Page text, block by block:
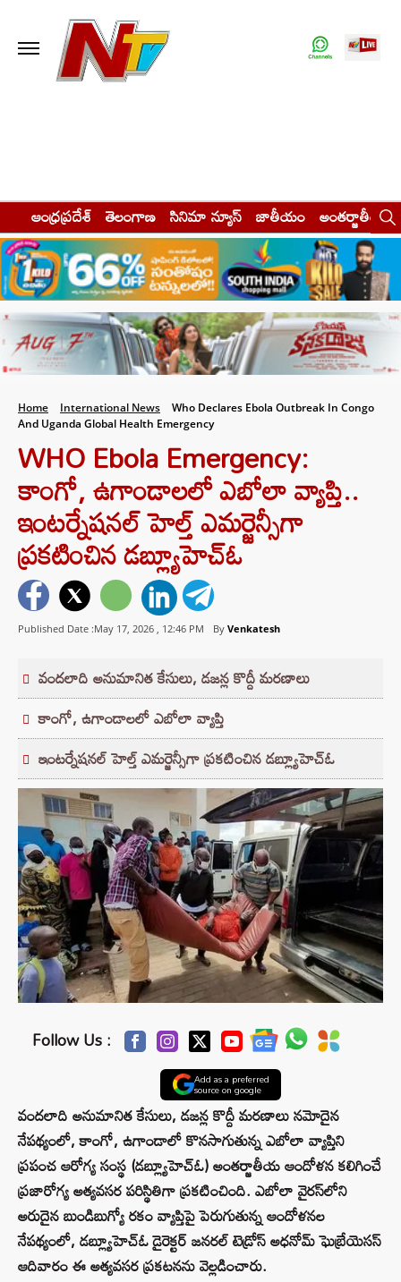
ఆంధ్రప్రదేశ్ తెలంగాణ సినిమా న్యూస్ జాతీయం అంతర్జాతీయం
Home International News
Who Declares Ebola Outbreak In Congo
And Uganda Global Health Emergency
WHO Ebola Emergency:
కాంగో, ఉగాండాలలో ఎబోలా వ్యాప్తి..
ఇంటర్నేషనల్ హెల్త్ ఎమర్జెన్సీగా
ప్రకటించిన డబ్ల్యూహెచ్‌ఓ
Published Date :May 17, 2026 , 12:46 PM By Venkatesh
వందలాది అనుమానిత కేసులు, డజన్ల కొద్దీ మరణాలు
కాంగో, ఉగాండాలలో ఎబోలా వ్యాప్తి
ఇంటర్నేషనల్ హెల్త్ ఎమర్జెన్సీగా ప్రకటించిన డబ్ల్యూహెచ్‌ఓ
Follow Us :
Add as a preferred
source on google
వందలాది అనుమానిత కేసులు, డజన్ల కొద్దీ మరణాలు నమోదైన
నేపథ్యంలో, కాంగో, ఉగాండాలో కొనసాగుతున్న ఎబోలా వ్యాప్తిని
ప్రపంచ ఆరోగ్య సంస్థ (డబ్ల్యూహెచ్‌ఓ) అంతర్జాతీయ ఆందోళన కలిగించే
ప్రజారోగ్య అత్యవసర పరిస్థితిగా ప్రకటించింది. ఎబోలా వైరస్‌లోని
అరుదైన బుండిబుగ్యో రకం వ్యాప్తిపై పెరుగుతున్న ఆందోళనల
నేపథ్యంలో, డబ్ల్యూహెచ్‌ఓ డైరెక్టర్ జనరల్ టెడ్రోస్ అధనోమ్ ఘెబ్రేయెసస్
ఆదివారం ఈ అత్యవసర ప్రకటనను వెల్లడించారు.